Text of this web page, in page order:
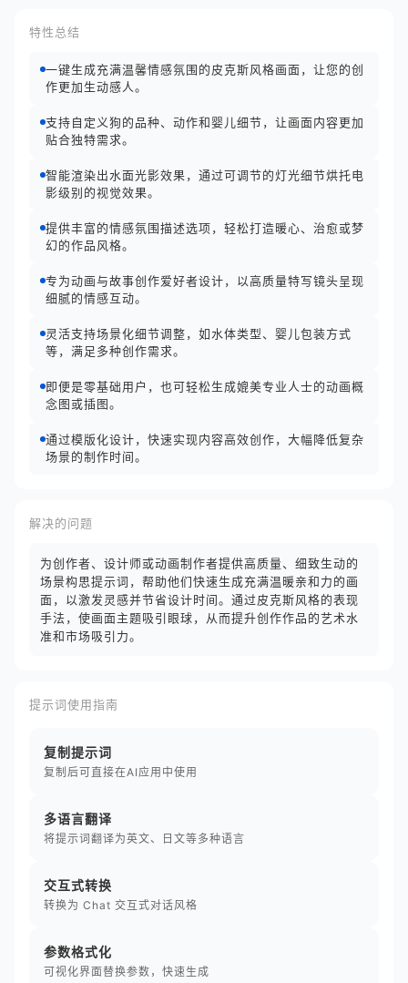
特性总结
一键生成充满温馨情感氛围的皮克斯风格画面，让您的创
作更加生动感人。
支持自定义狗的品种、动作和婴儿细节，让画面内容更加
贴合独特需求。
智能渲染出水面光影效果，通过可调节的灯光细节烘托电
影级别的视觉效果。
提供丰富的情感氛围描述选项，轻松打造暖心、治愈或梦
幻的作品风格。
专为动画与故事创作爱好者设计，以高质量特写镜头呈现
细腻的情感互动。
灵活支持场景化细节调整，如水体类型、婴儿包装方式
等，满足多种创作需求。
即便是零基础用户，也可轻松生成媲美专业人士的动画概
念图或插图。
通过模版化设计，快速实现内容高效创作，大幅降低复杂
场景的制作时间。
解决的问题
为创作者、设计师或动画制作者提供高质量、细致生动的
场景构思提示词，帮助他们快速生成充满温暖亲和力的画
面，以激发灵感并节省设计时间。通过皮克斯风格的表现
手法，使画面主题吸引眼球，从而提升创作作品的艺术水
准和市场吸引力。
提示词使用指南
复制提示词
复制后可直接在AI应用中使用
多语言翻译
将提示词翻译为英文、日文等多种语言
交互式转换
转换为 Chat 交互式对话风格
参数格式化
可视化界面替换参数，快速生成